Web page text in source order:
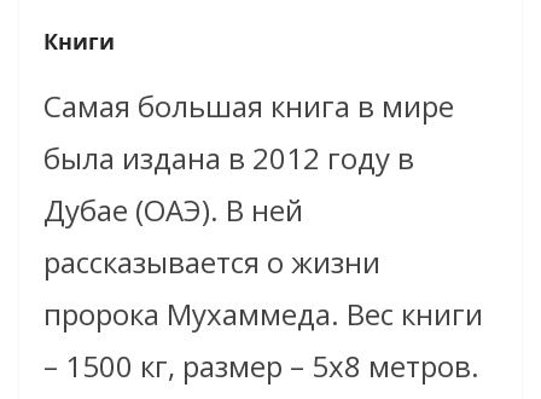
Книги
Самая большая книга в мире
была издана в 2012 году в
Дубае (ОАЭ). В ней
рассказывается о жизни
пророка Мухаммеда. Вес книги
– 1500 кг, размер – 5х8 метров.